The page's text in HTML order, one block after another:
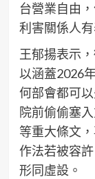
台營業自由
利害關係人
王郁揚表示
以涵蓋2026
何部會都可
院前偷偷塞
等重大條文
作法若被容
形同虛設。